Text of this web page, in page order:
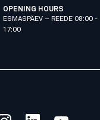
OPENING HOURS
ESMASPÄEV – REEDE 08:00 -
17:00